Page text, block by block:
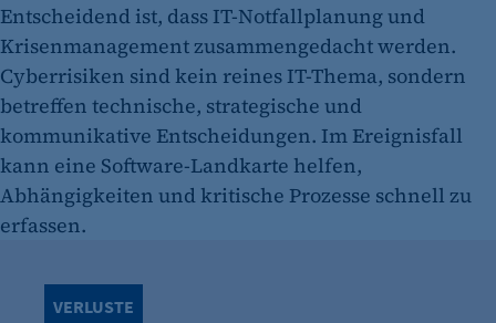
Entscheidend ist, dass IT-Notfallplanung und
Krisenmanagement zusammengedacht werden.
Cyberrisiken sind kein reines IT-Thema, sondern
betreffen technische, strategische und
kommunikative Entscheidungen. Im Ereignisfall
kann eine Software-Landkarte helfen,
Abhängigkeiten und kritische Prozesse schnell zu
erfassen.
VERLUSTE